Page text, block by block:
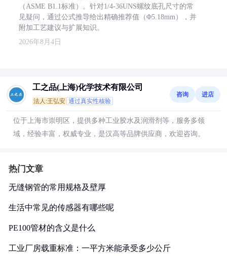
（ASME B1.1标准）。针对1/4-36UNS螺纹底孔尺寸的常
见疑问，通过公式推导给出精确推荐值（Φ5.18mm），并
附加工艺建议与扩展知识。
2026年8月4日
工之品(上海)化学技术有限公司
法人:王弘安 通过真实性核验
咨询 进店
位于上海市崇明区，提供多种工业胶水及润滑剂等，服务多领
域，经验丰富，权威专业，是汉高等品牌供应商，欢迎咨询。
热门文章
无缝钢管的常用规格及壁厚
生活中常见的传感器有哪些呢
PE100管材的含义是什么
工业厂房载重标准：一平方米能承受多少公斤